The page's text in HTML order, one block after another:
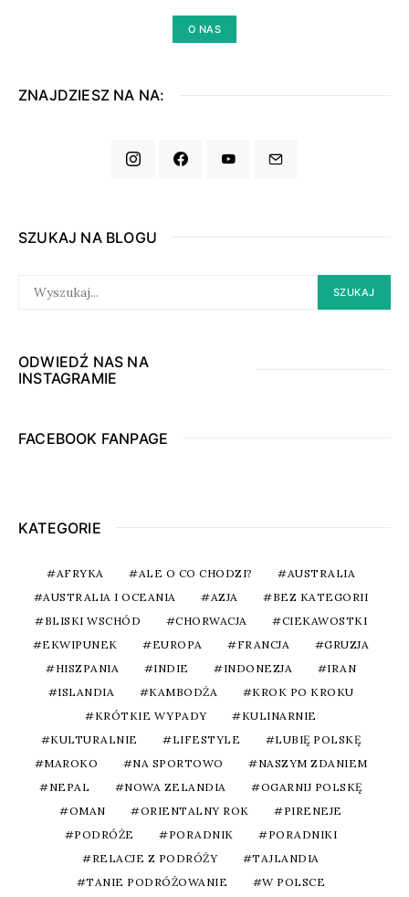
O NAS
ZNAJDZIESZ NA NA:
SZUKAJ NA BLOGU
FOR:
SZUKAJ
ODWIEDŹ NAS NA
INSTAGRAMIE
FACEBOOK FANPAGE
KATEGORIE
AFRYKA ALE O CO CHODZI?
AUSTRALIA
AUSTRALIA I OCEANIA
AZJA
BEZ KATEGORII
BLISKI WSCHÓD
CHORWACJA
CIEKAWOSTKI
EKWIPUNEK
EUROPA FRANCJA
GRUZJA
HISZPANIA
INDIE INDONEZJA
IRAN
ISLANDIA
KAMBODŻA
KROK PO KROKU
KRÓTKIE WYPADY
KULINARNIE
KULTURALNIE
LIFESTYLE
LUBIĘ POLSKĘ
MAROKO
NA SPORTOWO
NASZYM ZDANIEM
NEPAL
NOWA ZELANDIA
OGARNIJ POLSKĘ
OMAN
ORIENTALNY ROK
PIRENEJE
PODRÓŻE
PORADNIK
PORADNIKI
RELACJE Z PODRÓŻY
TAJLANDIA
TANIE PODRÓŻOWANIE
W POLSCE